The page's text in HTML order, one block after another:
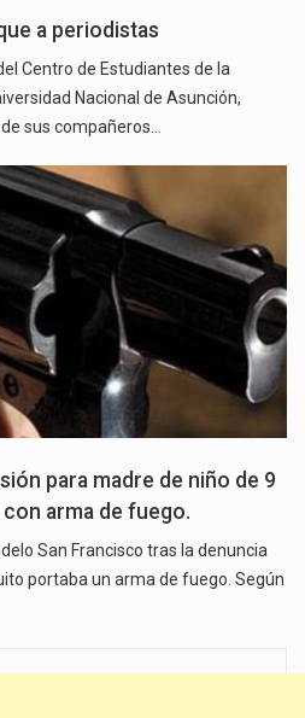
a periodistas
Centro de Estudiantes de la
Nacional de Asunción,
sus compañeros…
para madre de niño de 9
arma de fuego.
San Francisco tras la denuncia
portaba un arma de fuego. Según